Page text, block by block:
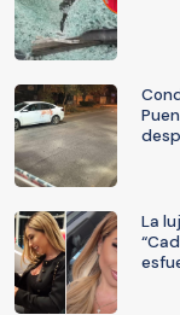
La